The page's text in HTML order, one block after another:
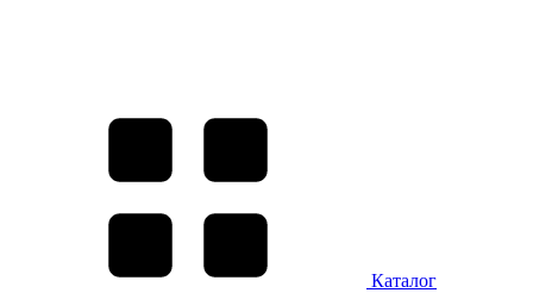
Каталог